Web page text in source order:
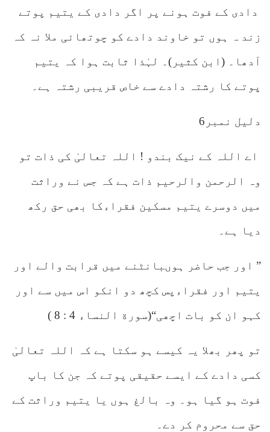
دادی کے فوت ہونے پر اگر دادی کے یتیم پوتے
زند ہ ہوں تو خاوند دادے کو چوتھائی ملا نہ کہ
آدھا۔ (ابن کثیر)۔ لہٰذا ثابت ہوا کہ یتیم
پوتے کا رشتہ دادے سے خاص قریبی رشتہ ہے۔
دلیل نمبر6
اے اللہ کے نیک بندو ! اللہ تعالیٰ کی ذات تو
وہ الرحمن والرحیم ذات ہے کہ جس نے وراثت
میں دوسرے یتیم مسکین فقراءکا بھی حق رکھ
دیا ہے۔
” اور جب حاضر ہوںبانٹنے میں قرابت والے اور
یتیم اور فقراءپس کچھ دو انکو اس میں سے اور
کہو ان کو بات اچھی“(سورة النساء 4 : 8 )
تو پھر بھلا یہ کیسے ہو سکتا ہے کہ اللہ تعالیٰ
کسی دادے کے ایسے حقیقی پوتے کہ جن کا باپ
فوت ہو گیا ہو۔ وہ بالغ ہوں یا یتیم وراثت کے
حق سے محروم کر دے۔